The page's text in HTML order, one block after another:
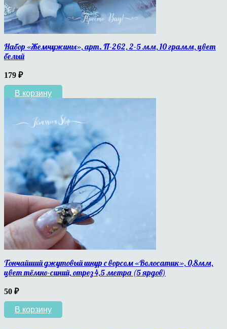
Набор «Жемчужины», арт. П-262, 2-5 мм, 10 грамм, цвет
белый
179 ₽
В корзину
Тончайший джутовый шнур с ворсом «Волосатик», 0,8мм,
цвет тёмно-синий, отрез 4,5 метра (5 ярдов)
50 ₽
В корзину